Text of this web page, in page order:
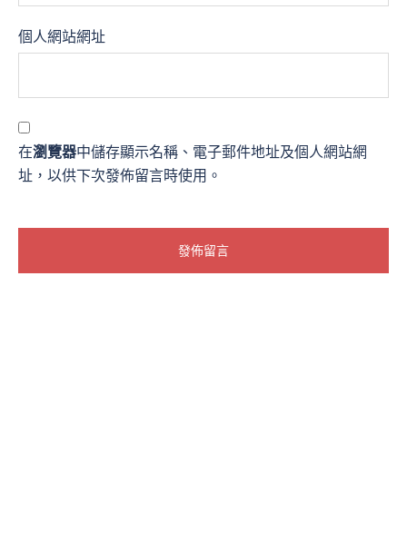
個人網站網址
在瀏覽器中儲存顯示名稱、電子郵件地址及個人網站網
址，以供下次發佈留言時使用。